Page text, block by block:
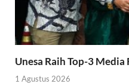
Unesa Raih Top-3
1 Agustus 2026